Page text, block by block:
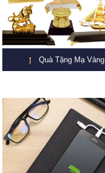
Quà Tặng Mạ Vàng